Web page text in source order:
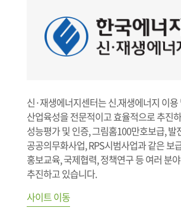
신·재생에너지센터는 신.재생에너지 이용
산업육성을 전문적이고 효율적으로 추진
성능평가 및 인증, 그림홈100만호보급, 발
공공의무화사업, RPS시범사업과 같은 보
홍보교육, 국제협력, 정책연구 등 여러 분
추진하고 있습니다.
사이트 이동